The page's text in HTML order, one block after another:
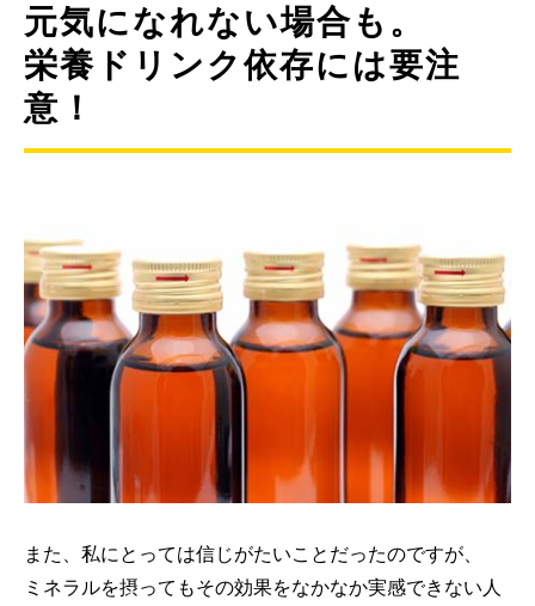
元気になれない場合も。
栄養ドリンク依存には要注
意！
また、私にとっては信じがたいことだったのですが、
ミネラルを摂ってもその効果をなかなか実感できない人